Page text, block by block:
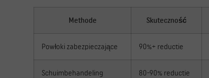
Methode Skuteczność
Powłoki zabezpieczające 90%+ reductie
Schuimbehandeling 80-90% reductie